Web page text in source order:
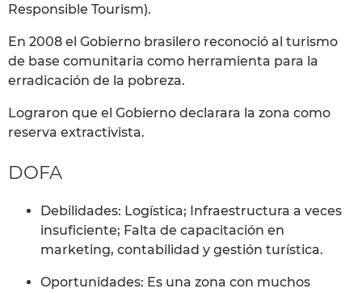
Responsible Tourism).
En 2008 el Gobierno brasilero reconoció al turismo
de base comunitaria como herramienta para la
erradicación de la pobreza.
Lograron que el Gobierno declarara la zona como
reserva extractivista.
DOFA
Debilidades: Logística; Infraestructura a veces
insuficiente; Falta de capacitación en
marketing, contabilidad y gestión turística.
Oportunidades: Es una zona con muchos